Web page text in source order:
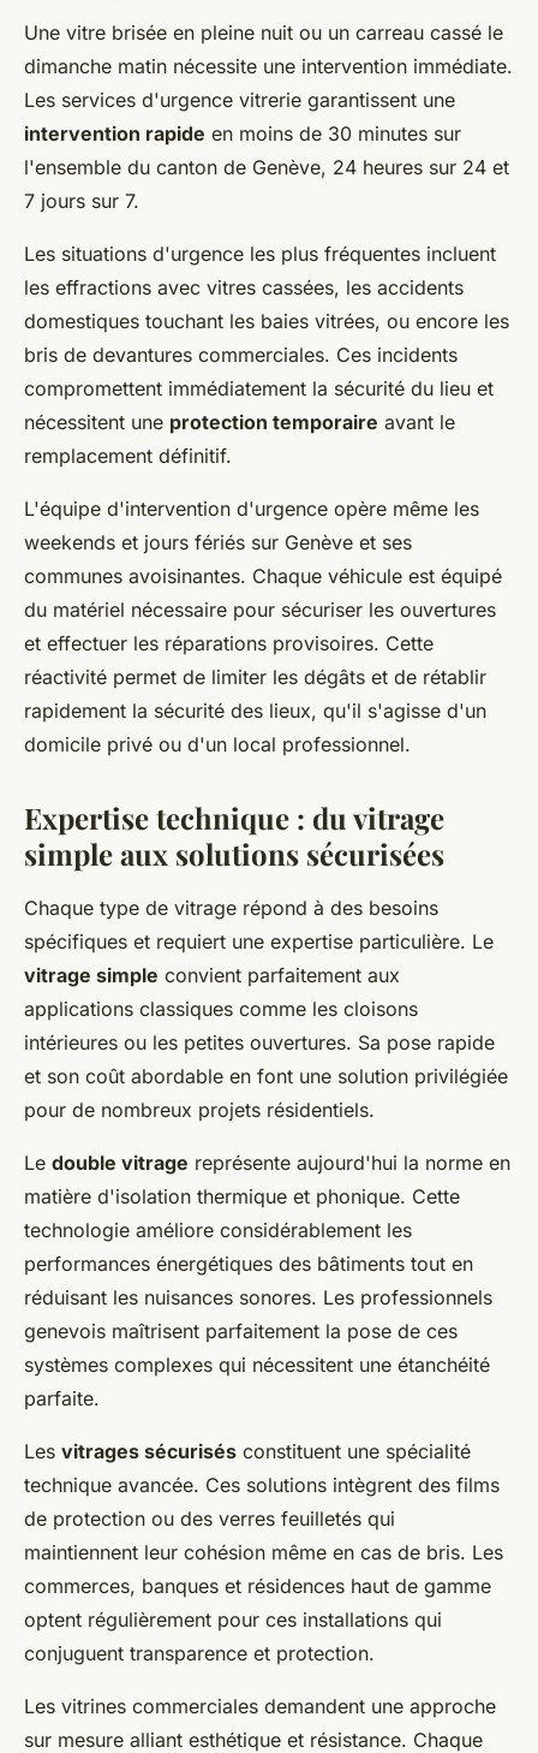
Une vitre brisée en pleine nuit ou un carreau cassé le
dimanche matin nécessite une intervention immédiate.
Les services d'urgence vitrerie garantissent une
intervention rapide en moins de 30 minutes sur
l'ensemble du canton de Genève, 24 heures sur 24 et
7 jours sur 7.
Les situations d'urgence les plus fréquentes incluent
les effractions avec vitres cassées, les accidents
domestiques touchant les baies vitrées, ou encore les
bris de devantures commerciales. Ces incidents
compromettent immédiatement la sécurité du lieu et
nécessitent une protection temporaire avant le
remplacement définitif.
L'équipe d'intervention d'urgence opère même les
weekends et jours fériés sur Genève et ses
communes avoisinantes. Chaque véhicule est équipé
du matériel nécessaire pour sécuriser les ouvertures
et effectuer les réparations provisoires. Cette
réactivité permet de limiter les dégâts et de rétablir
rapidement la sécurité des lieux, qu'il s'agisse d'un
domicile privé ou d'un local professionnel.
Expertise technique : du vitrage
simple aux solutions sécurisées
Chaque type de vitrage répond à des besoins
spécifiques et requiert une expertise particulière. Le
vitrage simple convient parfaitement aux
applications classiques comme les cloisons
intérieures ou les petites ouvertures. Sa pose rapide
et son coût abordable en font une solution privilégiée
pour de nombreux projets résidentiels.
Le double vitrage représente aujourd'hui la norme en
matière d'isolation thermique et phonique. Cette
technologie améliore considérablement les
performances énergétiques des bâtiments tout en
réduisant les nuisances sonores. Les professionnels
genevois maîtrisent parfaitement la pose de ces
systèmes complexes qui nécessitent une étanchéité
parfaite.
Les vitrages sécurisés constituent une spécialité
technique avancée. Ces solutions intègrent des films
de protection ou des verres feuilletés qui
maintiennent leur cohésion même en cas de bris. Les
commerces, banques et résidences haut de gamme
optent régulièrement pour ces installations qui
conjuguent transparence et protection.
Les vitrines commerciales demandent une approche
sur mesure alliant esthétique et résistance. Chaque